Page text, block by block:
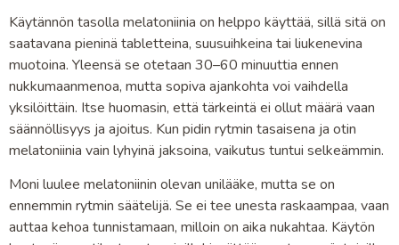
Käytännön tasolla melatoniinia on helppo käyttää, sillä sitä on
saatavana pieninä tabletteina, suusuihkeina tai liukenevina
muotoina. Yleensä se otetaan 30–60 minuuttia ennen
nukkumaanmenoa, mutta sopiva ajankohta voi vaihdella
yksilöittäin. Itse huomasin, että tärkeintä ei ollut määrä vaan
säännöllisyys ja ajoitus. Kun pidin rytmin tasaisena ja otin
melatoniinia vain lyhyinä jaksoina, vaikutus tuntui selkeämmin.
Moni luulee melatoniinin olevan unilääke, mutta se on
ennemmin rytmin säätelijä. Se ei tee unesta raskaampaa, vaan
auttaa kehoa tunnistamaan, milloin on aika nukahtaa. Käytön